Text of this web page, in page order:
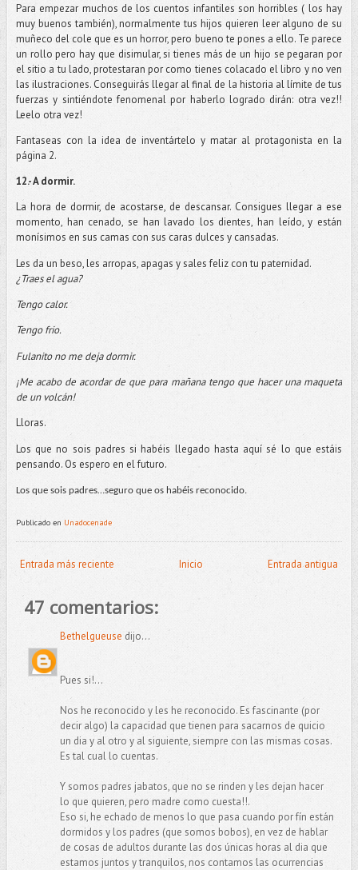
Para empezar muchos de los cuentos infantiles son horribles ( los hay
muy buenos también), normalmente tus hijos quieren leer alguno de su
muñeco del cole que es un horror, pero bueno te pones a ello. Te parece
un rollo pero hay que disimular, si tienes más de un hijo se pegaran por
el sitio a tu lado, protestaran por como tienes colacado el libro y no ven
las ilustraciones. Conseguirás llegar al final de la historia al límite de tus
fuerzas y sintiéndote fenomenal por haberlo logrado dirán: otra vez!!
Leelo otra vez!
Fantaseas con la idea de inventártelo y matar al protagonista en la
página 2.
12.- A dormir.
La hora de dormir, de acostarse, de descansar. Consigues llegar a ese
momento, han cenado, se han lavado los dientes, han leído, y están
monísimos en sus camas con sus caras dulces y cansadas.
Les da un beso, les arropas, apagas y sales feliz con tu paternidad.
¿Traes el agua?
Tengo calor.
Tengo frio.
Fulanito no me deja dormir.
¡Me acabo de acordar de que para mañana tengo que hacer una maqueta
de un volcán!
Lloras.
Los que no sois padres si habéis llegado hasta aquí sé lo que estáis
pensando. Os espero en el futuro.
Los que sois padres…seguro que os habéis reconocido.
Publicado en Unadocenade
Entrada más reciente Entrada antigua
Inicio
47 comentarios:
Bethelgueuse dijo...
Pues si!...
Nos he reconocido y les he reconocido. Es fascinante (por
decir algo) la capacidad que tienen para sacarnos de quicio
un dia y al otro y al siguiente, siempre con las mismas cosas.
Es tal cual lo cuentas.
Y somos padres jabatos, que no se rinden y les dejan hacer
lo que quieren, pero madre como cuesta!!.
Eso si, he echado de menos lo que pasa cuando por fín están
dormidos y los padres (que somos bobos), en vez de hablar
de cosas de adultos durante las dos únicas horas al dia que
estamos juntos y tranquilos, nos contamos las ocurrencias